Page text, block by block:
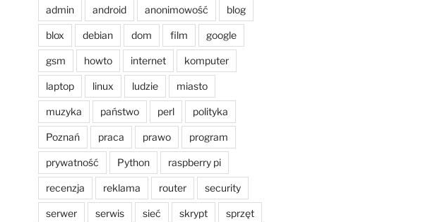
admin android anonimowość blog
blox debian dom film google
gsm howto internet komputer
laptop linux ludzie miasto
muzyka państwo perl polityka
Poznań praca prawo program
prywatność Python raspberry pi
recenzja reklama router security
serwer serwis sieć skrypt sprzęt